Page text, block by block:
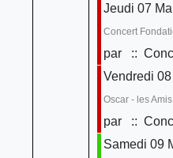
Jeudi 07
Concert
par
::
Vendredi
Oscar - les
par
::
Samedi 09